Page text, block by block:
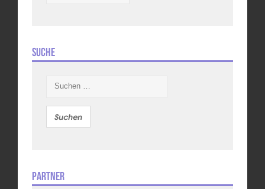
Suche
nach:
Partner